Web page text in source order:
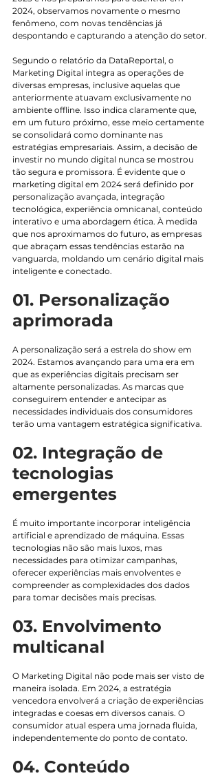
2024, observamos novamente o mesmo
fenômeno, com novas tendências já
despontando e capturando a atenção do setor.
Segundo o relatório da DataReportal, o
Marketing Digital integra as operações de
diversas empresas, inclusive aquelas que
anteriormente atuavam exclusivamente no
ambiente offline. Isso indica claramente que,
em um futuro próximo, esse meio certamente
se consolidará como dominante nas
estratégias empresariais. Assim, a decisão de
investir no mundo digital nunca se mostrou
tão segura e promissora. É evidente que o
marketing digital em 2024 será definido por
personalização avançada, integração
tecnológica, experiência omnicanal, conteúdo
interativo e uma abordagem ética. À medida
que nos aproximamos do futuro, as empresas
que abraçam essas tendências estarão na
vanguarda, moldando um cenário digital mais
inteligente e conectado.
01. Personalização
aprimorada
A personalização será a estrela do show em
2024. Estamos avançando para uma era em
que as experiências digitais precisam ser
altamente personalizadas. As marcas que
conseguirem entender e antecipar as
necessidades individuais dos consumidores
terão uma vantagem estratégica significativa.
02. Integração de
tecnologias
emergentes
É muito importante incorporar inteligência
artificial e aprendizado de máquina. Essas
tecnologias não são mais luxos, mas
necessidades para otimizar campanhas,
oferecer experiências mais envolventes e
compreender as complexidades dos dados
para tomar decisões mais precisas.
03. Envolvimento
multicanal
O Marketing Digital não pode mais ser visto de
maneira isolada. Em 2024, a estratégia
vencedora envolverá a criação de experiências
integradas e coesas em diversos canais. O
consumidor atual espera uma jornada fluida,
independentemente do ponto de contato.
04. Conteúdo